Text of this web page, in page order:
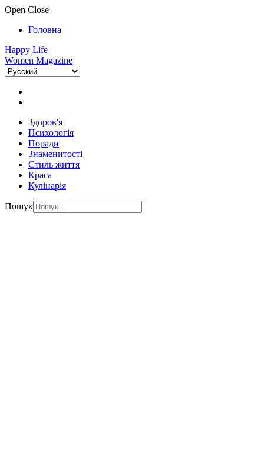
Open Close
Головна
Happy Life
Women Magazine
Здоров'я
Психологія
Поради
Знаменитості
Стиль життя
Краса
Кулінарія
Пошук